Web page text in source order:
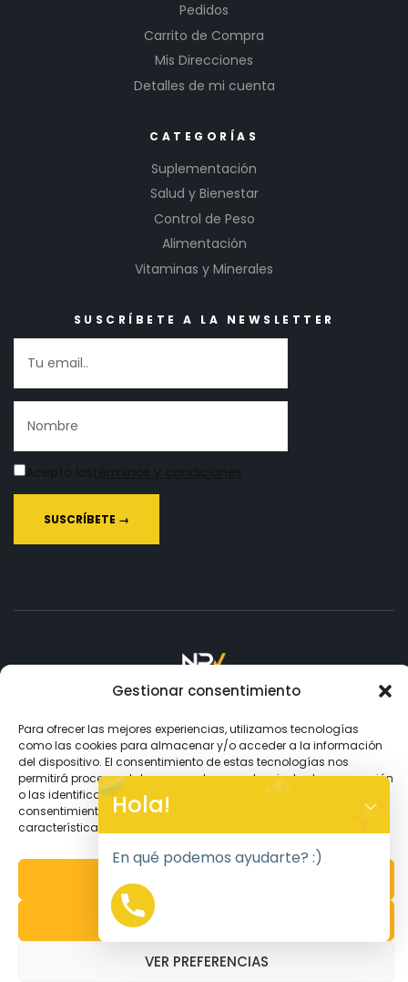
Gestionar consentimiento
Para ofrecer las mejores experiencias, utilizamos tecnologías
como las cookies para almacenar y/o acceder a la información
del dispositivo. El consentimiento de estas tecnologías nos
permitirá procesar datos como el comportamiento de navegación
o las identificaciones únicas en este sitio. No consentir o retirar el
consentimiento, puede afectar negativamente a ciertas
características y funciones.
VER PREFERENCIAS
Pedidos
Carrito de Compra
Mis Direcciones
Detalles de mi cuenta
CATEGORÍAS
Suplementación
Salud y Bienestar
Control de Peso
Alimentación
Vitaminas y Minerales
SUSCRÍBETE A LA NEWSLETTER
Copyright © 2026NPV.Todos los Derechos Reservados.
Aceptamos
productos
H
A
Hola!
En qué podemos ayudarte? :)
UTILIZA NUESTRO CUPÓN EN TU PRIMER PEDIDO